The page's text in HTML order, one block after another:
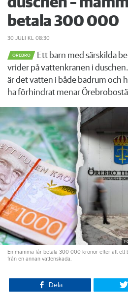
betala 300 000
30 JULI KL 08:30
ÖREBRO
Ett barn med särskilda
vrider på vattenkranen i
är det vatten i både badrum och
ha förhindrat menar
En mamma får betala 300 000 kronor efter att ett
från en annan vattenskada.
Dela